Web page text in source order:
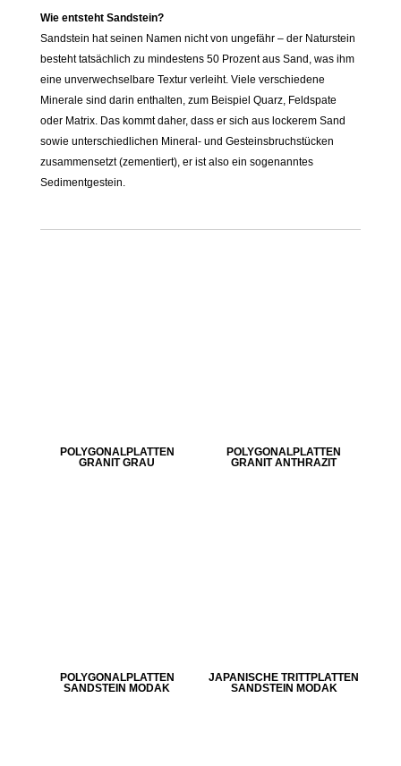
Wie entsteht Sandstein?
Sandstein hat seinen Namen nicht von ungefähr – der Naturstein
besteht tatsächlich zu mindestens 50 Prozent aus Sand, was ihm
eine unverwechselbare Textur verleiht. Viele verschiedene
Minerale sind darin enthalten, zum Beispiel Quarz, Feldspate
oder Matrix. Das kommt daher, dass er sich aus lockerem Sand
sowie unterschiedlichen Mineral- und Gesteinsbruchstücken
zusammensetzt (zementiert), er ist also ein sogenanntes
Sedimentgestein.
POLYGONALPLATTEN
GRANIT GRAU
POLYGONALPLATTEN
GRANIT ANTHRAZIT
POLYGONALPLATTEN
SANDSTEIN MODAK
JAPANISCHE TRITTPLATTEN
SANDSTEIN MODAK